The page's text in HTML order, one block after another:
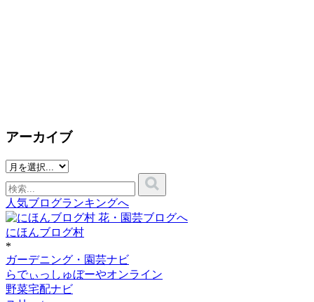
アーカイブ
人気ブログランキングへ
にほんブログ村
*
ガーデニング・園芸ナビ
らでぃっしゅぼーやオンライン
野菜宅配ナビ